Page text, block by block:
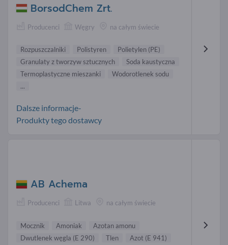
BorsodChem Zrt.
Producenci Węgry na całym świecie
Rozpuszczalniki Polistyren
Polietylen (PE)
Granulaty z tworzyw sztucznych
Soda kaustyczna
Termoplastyczne mieszanki
Wodorotlenek sodu
...
Dalsze informacje-
Produkty tego dostawcy
AB Achema
Producenci Litwa na całym świecie
Mocznik Amoniak
Azotan amonu
Dwutlenek węgla (E 290)
Tlen
Azot (E 941)